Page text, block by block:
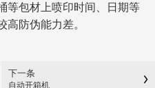
等包材上喷印时间、日期等
高防伪能力差。
下一条
自动开箱机